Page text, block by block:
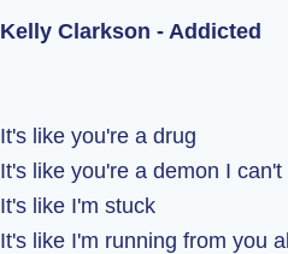
Kelly Clarkson - Addicted
It's like you're a drug
It's like you're a demon I
It's like I'm stuck
It's like I'm running from you